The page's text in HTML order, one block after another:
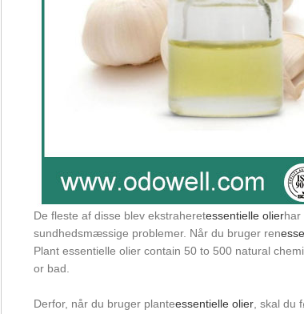
De fleste af disse blev ekstraheretessentielle olierhar
sundhedsmæssige problemer. Når du bruger ren
Plant essentielle olier contain 50 to 500 natural
or bad.
Derfor, når du bruger planteessentielle olier , skal